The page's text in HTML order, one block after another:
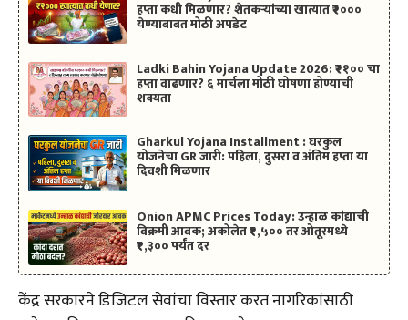
हप्ता कधी मिळणार? शेतकऱ्यांच्या खात्यात ₹२०००
येण्याबाबत मोठी अपडेट
Ladki Bahin Yojana Update 2026: ₹२१०० चा
हप्ता वाढणार? ६ मार्चला मोठी घोषणा होण्याची
शक्यता
Gharkul Yojana Installment : घरकुल
योजनेचा GR जारी: पहिला, दुसरा व अंतिम हप्ता या
दिवशी मिळणार
Onion APMC Prices Today: उन्हाळ कांद्याची
विक्रमी आवक; अकोलेत ₹१,५०० तर ओतूरमध्ये
₹१,३०० पर्यंत दर
केंद्र सरकारने डिजिटल सेवांचा विस्तार करत नागरिकांसाठी